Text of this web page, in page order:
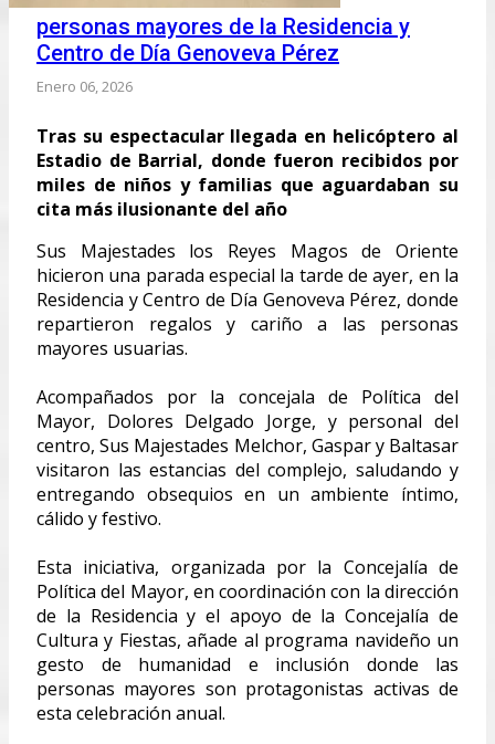
personas mayores de la Residencia y
Centro de Día Genoveva Pérez
Enero 06, 2026
Tras su espectacular llegada en helicóptero al
Estadio de Barrial, donde fueron recibidos por
miles de niños y familias que aguardaban su
cita más ilusionante del año
Sus Majestades los Reyes Magos de Oriente
hicieron una parada especial la tarde de ayer, en la
Residencia y Centro de Día Genoveva Pérez, donde
repartieron regalos y cariño a las personas
mayores usuarias.
Acompañados por la concejala de Política del
Mayor, Dolores Delgado Jorge, y personal del
centro, Sus Majestades Melchor, Gaspar y Baltasar
visitaron las estancias del complejo, saludando y
entregando obsequios en un ambiente íntimo,
cálido y festivo.
Esta iniciativa, organizada por la Concejalía de
Política del Mayor, en coordinación con la dirección
de la Residencia y el apoyo de la Concejalía de
Cultura y Fiestas, añade al programa navideño un
gesto de humanidad e inclusión donde las
personas mayores son protagonistas activas de
esta celebración anual.